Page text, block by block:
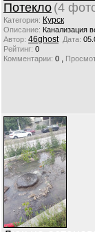
Потекло (4
Категория: Курск
Описание: Канализация
Автор: 46ghost Дата:
Рейтинг: 0
Комментарии: 0 ,